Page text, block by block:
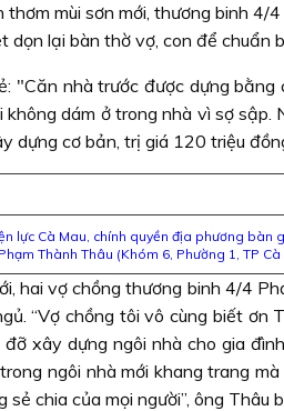
thơm mùi sơn mới, thương binh
dọn lại bàn thờ vợ, con để chuẩn
"Căn nhà trước được dựng
không dám ở trong nhà vì sợ
dựng cơ bản, trị giá 120 triệu
lực Cà Mau, chính quyền địa phương bàn
Thành Thâu (Khóm 6, Phường 1, TP Cà
hai vợ chồng thương binh 4/4
“Vợ chồng tôi vô cùng biết ơn
xây dựng ngôi nhà cho gia
ngôi nhà mới khang trang
sẻ chia của mọi người”, ông Thâu